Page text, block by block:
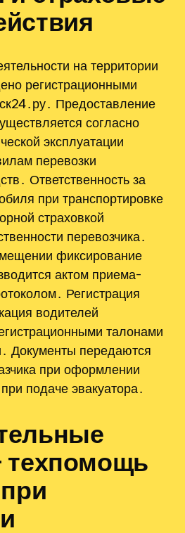
на территории
регистрационными
Предоставление
согласно
эксплуатации
перевозки
Ответственность за
при транспортировке
страховкой
перевозчика․
фиксирование
актом приема-
Регистрация
водителей
талонами
Документы передаются
при оформлении
подаче эвакуатора․
техпомощь